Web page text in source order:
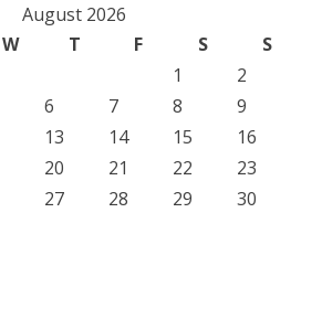
August 2026
W T F S
S
1
2
6 7 8
9
13 14 15
16
20 21 22
23
27 28 29
30